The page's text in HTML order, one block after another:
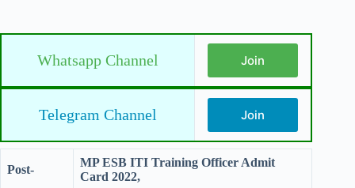
Whatsapp Channel Join
Telegram Channel Join
Post-
MP ESB ITI Training Officer Admit
Card 2022,